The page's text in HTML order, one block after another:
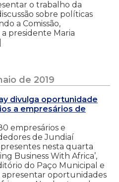
o trabalho da
sobre políticas
a Comissão,
presidente Maria
de 2019
divulga oportunidade
a empresários de
empresários e
de Jundiaí
nesta quarta
Business With Africa’,
do Paço Municipal e
oportunidades